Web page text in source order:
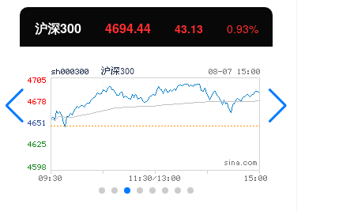
沪深300 4694.44 43.13 0.93%